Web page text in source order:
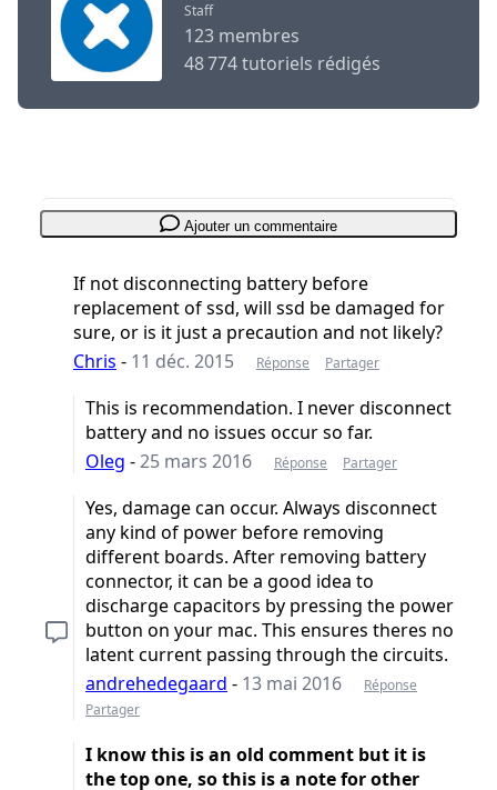
Staff
123 membres
48 774 tutoriels rédigés
Ajouter un commentaire
If not disconnecting battery before
replacement of ssd, will ssd be damaged for
sure, or is it just a precaution and not likely?
Chris - 11 déc. 2015 Réponse Partager
This is recommendation. I never disconnect
battery and no issues occur so far.
Oleg -25 mars 2016 Réponse Partager
Yes, damage can occur. Always disconnect
any kind of power before removing
different boards. After removing battery
connector, it can be a good idea to
discharge capacitors by pressing the power
button on your mac. This ensures theres no
latent current passing through the circuits.
andrehedegaard - 13 mai 2016
Réponse
Partager
I know this is an old comment but it is
the top one, so this is a note for other